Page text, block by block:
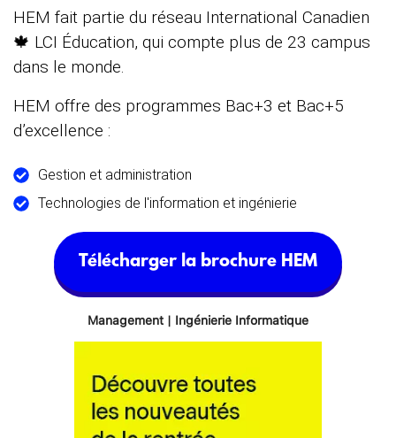
HEM fait partie du réseau International Canadien
🍁 LCI Éducation, qui compte plus de 23 campus
dans le monde.
HEM offre des programmes Bac+3 et Bac+5
d’excellence :
Gestion et administration
Technologies de l'information et ingénierie
Télécharger la brochure HEM
Management | Ingénierie Informatique